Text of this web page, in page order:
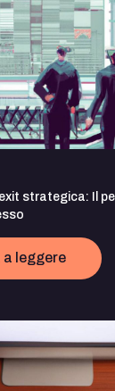
strategica: Il
a leggere